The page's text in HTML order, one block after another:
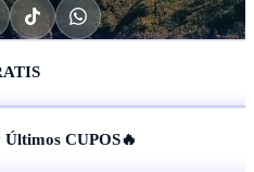
CUPOS🔥